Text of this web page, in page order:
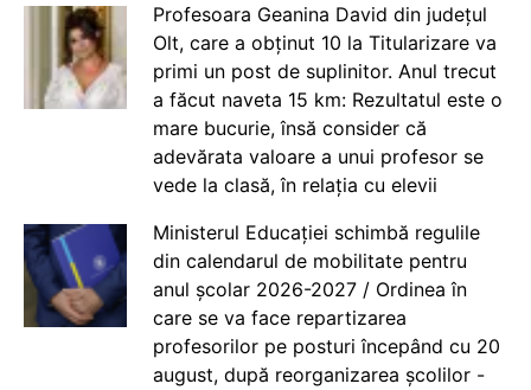
Profesoara Geanina David din județul
Olt, care a obținut 10 la Titularizare va
primi un post de suplinitor. Anul trecut
a făcut naveta 15 km: Rezultatul este o
mare bucurie, însă consider că
adevărata valoare a unui profesor se
vede la clasă, în relația cu elevii
Ministerul Educației schimbă regulile
din calendarul de mobilitate pentru
anul școlar 2026-2027 / Ordinea în
care se va face repartizarea
profesorilor pe posturi începând cu 20
august, după reorganizarea școlilor -